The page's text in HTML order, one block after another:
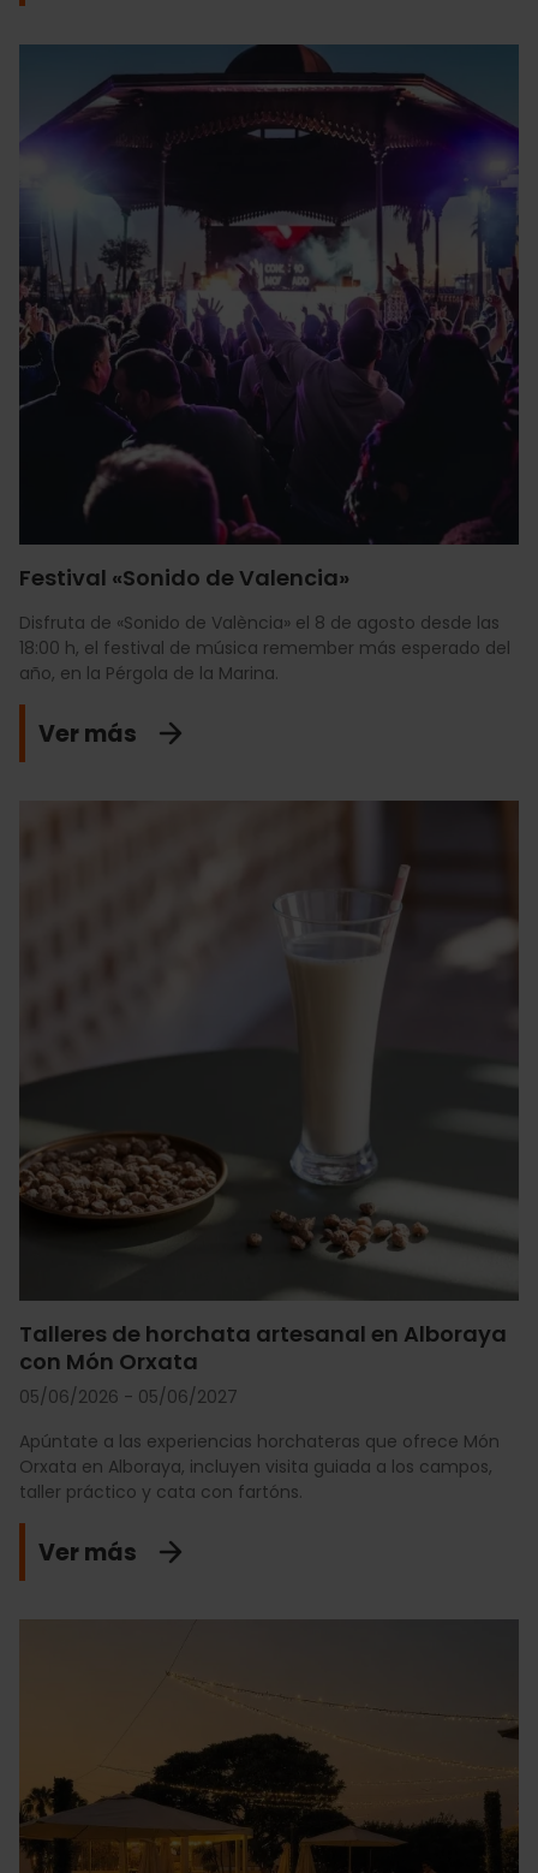
Festival «Sonido de Valencia»
Disfruta de «Sonido de València» el 8 de agosto desde las
18:00 h, el festival de música remember más esperado del
año, en la Pérgola de la Marina.
Ver más
Talleres de horchata artesanal en Alboraya
con Món Orxata
05/06/2026 - 05/06/2027
Apúntate a las experiencias horchateras que ofrece Món
Orxata en Alboraya, incluyen visita guiada a los campos,
taller práctico y cata con fartóns.
Ver más